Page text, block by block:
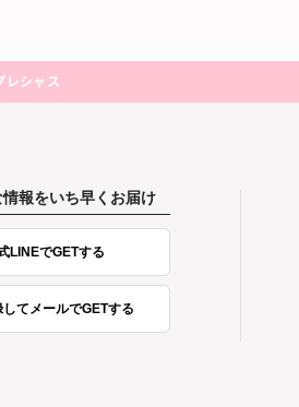
レシャス
報をいち早くお届け
LINEでGETする
てメールでGETする